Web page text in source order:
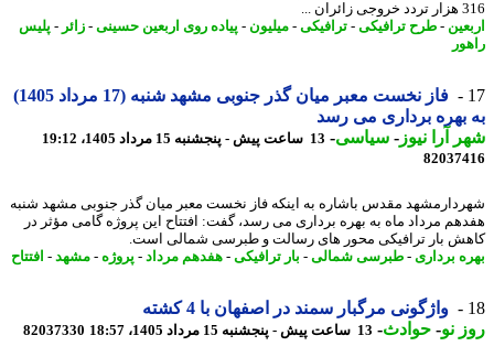
-طرح ترافیکی-ترافیکی-میلیون-پیاده روی اربعین حسینی-زائر - پلیس
فاز نخست معبر میان گذر جنوبی مشهد شنبه (17 مرداد 1405)
بهره برداری می رسد
آرا نیوز-سیاسی-13 ساعت پیش - پنجشنبه 15 مرداد 1405، 19:12
مقدس باشاره به اینکه فاز نخست معبر میان گذر جنوبی مشهد شنبه
مرداد ماه به بهره برداری می رسد، گفت: افتتاح این پروژه گامی مؤثر در
بار ترافیکی محور های رسالت و طبرسی شمالی است.
برداری- طبرسی شمالی-بار ترافیکی-هفدهم مرداد-پروژه-مشهد-افتتاح
واژگونی مرگبار سمند در اصفهان با 4 کشته
نو- حوادث -13 ساعت پیش - پنجشنبه 15 مرداد 1405، 18:57 82037330